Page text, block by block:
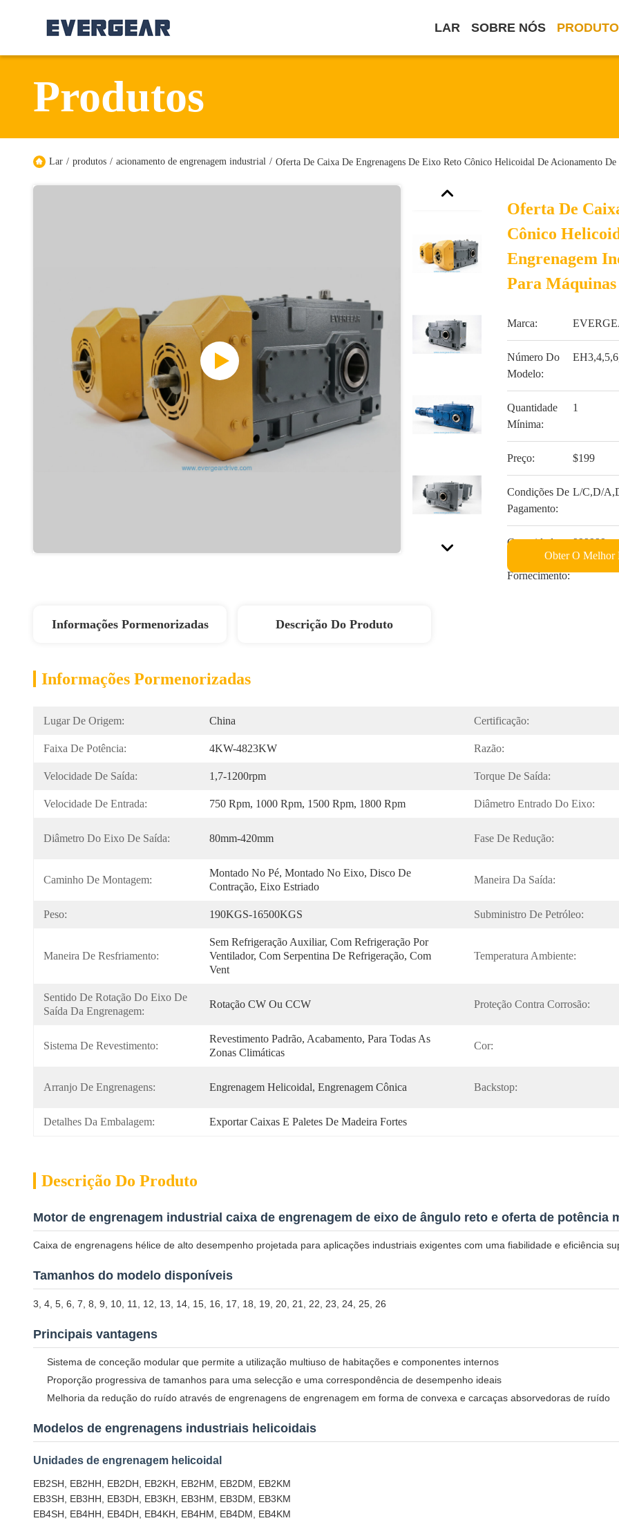
LAR SOBRE NÓS
Produtos
Lar / produtos / acionamento de engrenagem industrial / Oferta De Caixa De Engrenagens De Eixo Reto Cônico Helicoidal De Acionamento
Oferta De
Cônico
Engrenagem
Para
Marca:
Número Do
Modelo:
Quantidade
Mínima:
1
Preço: $199
Condições De
Pagamento:
L/C,D/
Capacidade
Fornecimento:
999999
Obter O Melhor
Informações Pormenorizadas Descrição Do Produto
Informações Pormenorizadas
Lugar De Origem: China Certificação:
Faixa De Potência: 4KW-4823KW Razão:
Velocidade De Saída: 1,7-1200rpm Torque De Saída:
Velocidade De Entrada: 750 Rpm, 1000 Rpm, 1500 Rpm, 1800 Rpm Diâmetro Entrado Do Eixo:
Diâmetro Do Eixo De Saída: 80mm-420mm Fase De Redução:
Caminho De Montagem:
Montado No Pé, Montado No Eixo, Disco De
Contração, Eixo Estriado
Maneira Da Saída:
Peso: 190KGS-16500KGS Subministro De Petróleo:
Maneira De Resfriamento:
Sem Refrigeração Auxiliar, Com Refrigeração Por
Ventilador, Com Serpentina De Refrigeração, Com
Vent
Temperatura Ambiente:
Sentido De Rotação Do Eixo De
Saída Da Engrenagem:
Rotação CW Ou CCW Proteção Contra Corrosão:
Sistema De Revestimento:
Revestimento Padrão, Acabamento, Para Todas As
Zonas Climáticas
Cor:
Arranjo De Engrenagens: Engrenagem Helicoidal, Engrenagem Cônica Backstop:
Detalhes Da Embalagem: Exportar Caixas E Paletes De Madeira Fortes
Descrição Do Produto
Motor de engrenagem industrial caixa de engrenagem de eixo de ângulo reto e oferta de potência
Caixa de engrenagens hélice de alto desempenho projetada para aplicações industriais exigentes com uma fiabilidade e eficiência
Tamanhos do modelo disponíveis
3, 4, 5, 6, 7, 8, 9, 10, 11, 12, 13, 14, 15, 16, 17, 18, 19, 20, 21, 22, 23, 24, 25, 26
Principais vantagens
Sistema de conceção modular que permite a utilização multiuso de habitações e componentes internos
Proporção progressiva de tamanhos para uma selecção e uma correspondência de desempenho ideais
Melhoria da redução do ruído através de engrenagens de engrenagem em forma de convexa e carcaças absorvedoras de ruído
Modelos de engrenagens industriais helicoidais
Unidades de engrenagem helicoidal
EB2SH, EB2HH, EB2DH, EB2KH, EB2HM, EB2DM, EB2KM
EB3SH, EB3HH, EB3DH, EB3KH, EB3HM, EB3DM, EB3KM
EB4SH, EB4HH, EB4DH, EB4KH, EB4HM, EB4DM, EB4KM